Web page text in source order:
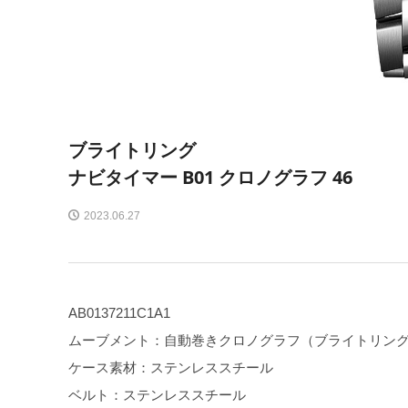
ブライトリング
ナビタイマー B01 クロノグラフ 46
2023.06.27
AB0137211C1A1
ムーブメント：自動巻きクロノグラフ（ブライトリン
ケース素材：ステンレススチール
ベルト：ステンレススチール